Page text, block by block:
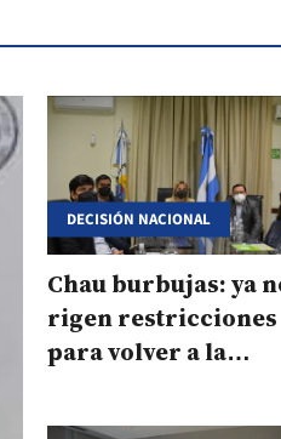
DECISIÓN NACIONAL
Chau burbujas: ya
rigen restricciones
para volver a la
escuelas